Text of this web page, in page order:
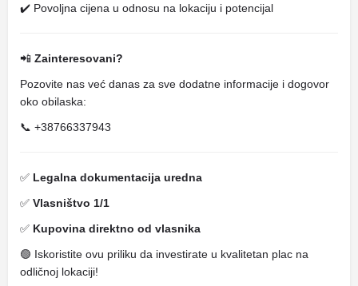
✔️ Povoljna cijena u odnosu na lokaciju i potencijal
📲 Zainteresovani?
Pozovite nas već danas za sve dodatne informacije i dogovor
oko obilaska:
📞 +38766337943
✅ Legalna dokumentacija uredna
✅ Vlasništvo 1/1
✅ Kupovina direktno od vlasnika
🟢 Iskoristite ovu priliku da investirate u kvalitetan plac na
odličnoj lokaciji!